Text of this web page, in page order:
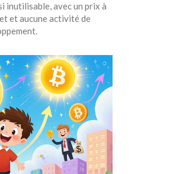
inutilisable, avec un prix à
et aucune activité de